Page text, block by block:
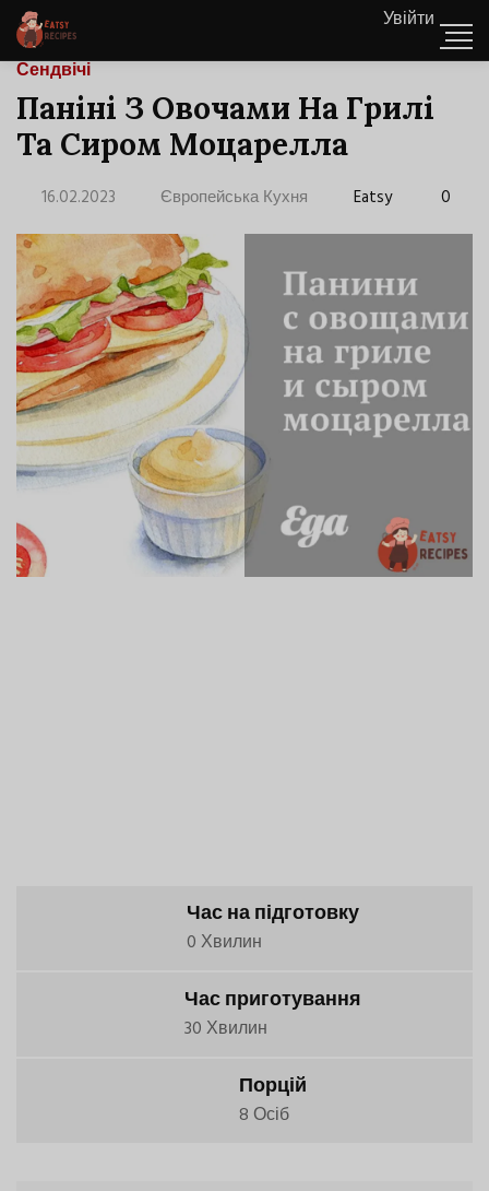
Увійти
Сендвічі
Паніні З Овочами На Грилі
Та Сиром Моцарелла
16.02.2023 Європейська Кухня Eatsy 0
Час на підготовку
0 Хвилин
Час приготування
30 Хвилин
Порцій
8 Осіб